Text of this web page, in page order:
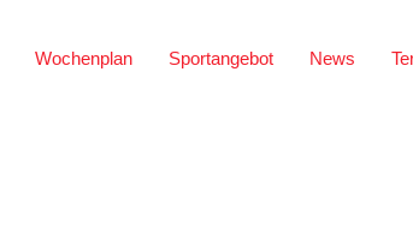
Wochenplan Sportangebot News